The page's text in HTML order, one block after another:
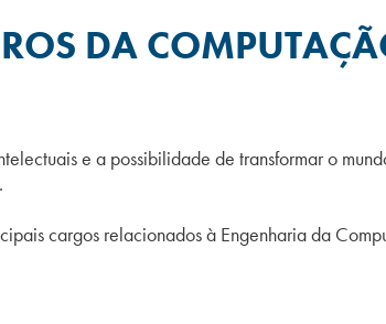
DA
e a possibilidade de transformar o
cargos relacionados à Engenharia da